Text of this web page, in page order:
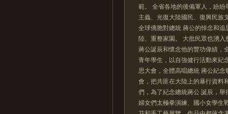
範。 全省各地的後備軍人，紛
主義、光復大陸國民、復興民族
全球僑胞對總統 蔣公的悼念和
陸、重整家園。 大批民眾也湧
蔣公誕辰和懷念他的豐功偉績，
青年學生，以自強健行活動來紀
思大會，全體高唱總統 蔣公紀
會，把共匪在大陸上的暴行資料
們，為了紀念總統蔣公 誕辰，
婦女們太極拳演練、國小女學生